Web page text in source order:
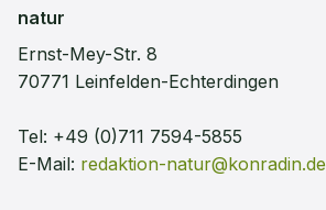
natur
Ernst-Mey-Str. 8
70771 Leinfelden-Echterdingen
Tel: +49 (0)711 7594-5855
E-Mail: redaktion-natur@konradin.de